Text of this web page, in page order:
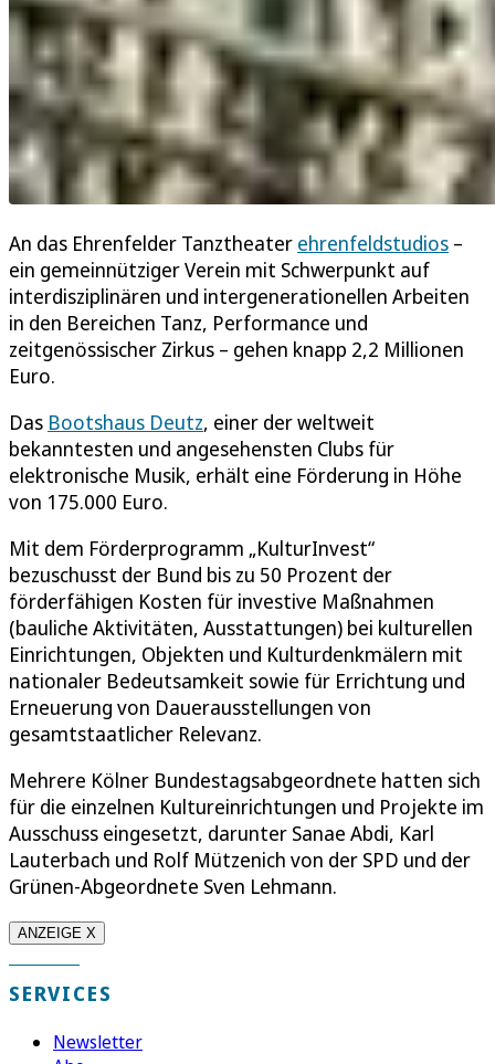
An das Ehrenfelder Tanztheater ehrenfeldstudios –
ein gemeinnütziger Verein mit Schwerpunkt auf
interdisziplinären und intergenerationellen Arbeiten
in den Bereichen Tanz, Performance und
zeitgenössischer Zirkus – gehen knapp 2,2 Millionen
Euro.
Das Bootshaus Deutz, einer der weltweit
bekanntesten und angesehensten Clubs für
elektronische Musik, erhält eine Förderung in Höhe
von 175.000 Euro.
Mit dem Förderprogramm „KulturInvest“
bezuschusst der Bund bis zu 50 Prozent der
förderfähigen Kosten für investive Maßnahmen
(bauliche Aktivitäten, Ausstattungen) bei kulturellen
Einrichtungen, Objekten und Kulturdenkmälern mit
nationaler Bedeutsamkeit sowie für Errichtung und
Erneuerung von Dauerausstellungen von
gesamtstaatlicher Relevanz.
Mehrere Kölner Bundestagsabgeordnete hatten sich
für die einzelnen Kultureinrichtungen und Projekte im
Ausschuss eingesetzt, darunter Sanae Abdi, Karl
Lauterbach und Rolf Mützenich von der SPD und der
Grünen-Abgeordnete Sven Lehmann.
ANZEIGE X
SERVICES
Newsletter